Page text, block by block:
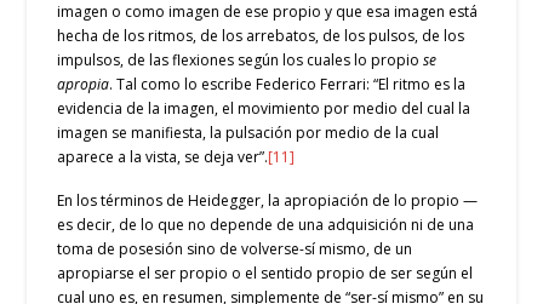
imagen o como imagen de ese propio y que esa imagen está
hecha de los ritmos, de los arrebatos, de los pulsos, de los
impulsos, de las flexiones según los cuales lo propiose
apropia. Tal como lo escribe Federico Ferrari: “El ritmo es la
evidencia de la imagen, el movimiento por medio del cual la
imagen se manifiesta, la pulsación por medio de la cual
aparece a la vista, se deja ver”.[11]
En los términos de Heidegger, la apropiación de lo propio —
es decir, de lo que no depende de una adquisición ni de una
toma de posesión sino de volverse-sí mismo, de un
apropiarse el ser propio o el sentido propio de ser según el
cual uno es, en resumen, simplemente de “ser-sí mismo” en su